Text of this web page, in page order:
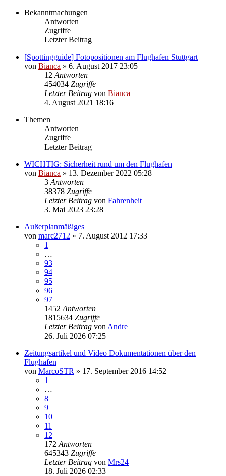
Bekanntmachungen
Antworten
Zugriffe
Letzter Beitrag
[Spottingguide] Fotopositionen am Flughafen Stuttgart
von Bianca » 6. August 2017 23:05
12 Antworten
454034 Zugriffe
Letzter Beitrag von Bianca
4. August 2021 18:16
Themen
Antworten
Zugriffe
Letzter Beitrag
WICHTIG: Sicherheit rund um den Flughafen
von Bianca » 13. Dezember 2022 05:28
3 Antworten
38378 Zugriffe
Letzter Beitrag von Fahrenheit
3. Mai 2023 23:28
Außerplanmäßiges
von marc2712 » 7. August 2012 17:33
1
…
93
94
95
96
97
1452 Antworten
1815634 Zugriffe
Letzter Beitrag von Andre
26. Juli 2026 07:25
Zeitungsartikel und Video Dokumentationen über den
Flughafen
von MarcoSTR » 17. September 2016 14:52
1
…
8
9
10
11
12
172 Antworten
645343 Zugriffe
Letzter Beitrag von Mrs24
18. Juli 2026 02:33